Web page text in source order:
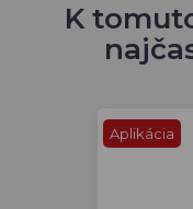
K
Aplikácia